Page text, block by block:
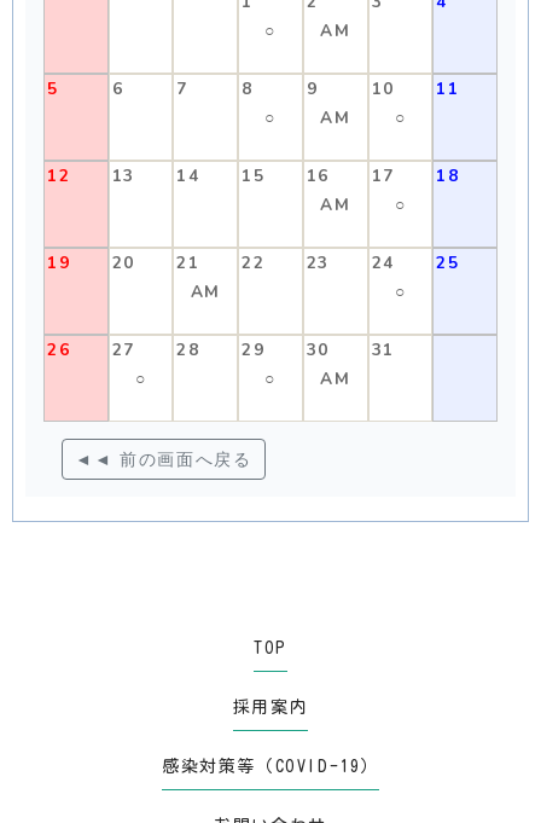
○
AM
5 6 7
8
○
9
AM
10
○
11
12 13 14 15
16
AM
17
○
18
19 20
21
AM
22 23
24
○
25
26
27
○
28
29
○
30
AM
31
◄◄ 前の画面へ戻る
TOP
採用案内
感染対策等（COVID-19）